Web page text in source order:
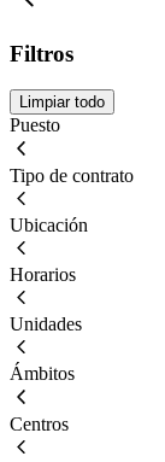
Filtros
Limpiar todo
Puesto
Tipo de contrato
Ubicación
Horarios
Unidades
Ámbitos
Centros